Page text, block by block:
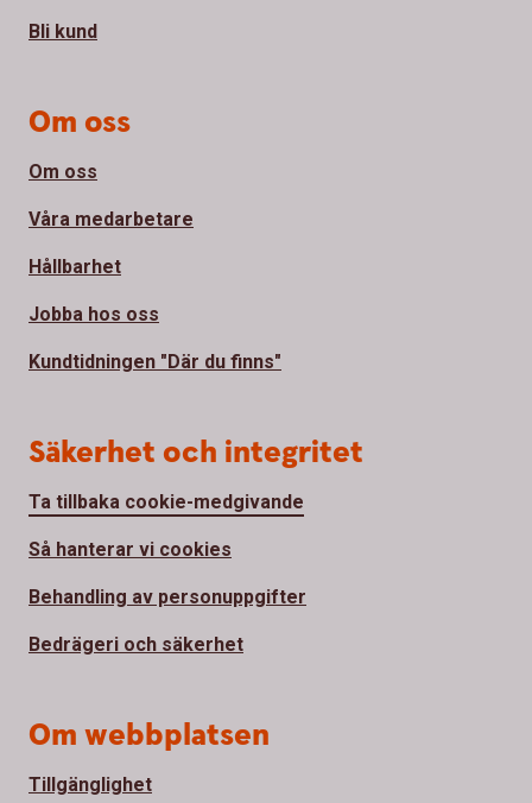
Bli kund
Om oss
Om oss
Våra medarbetare
Hållbarhet
Jobba hos oss
Kundtidningen "Där du finns"
Säkerhet och integritet
Ta tillbaka cookie-medgivande
Så hanterar vi cookies
Behandling av personuppgifter
Bedrägeri och säkerhet
Om webbplatsen
Tillgänglighet